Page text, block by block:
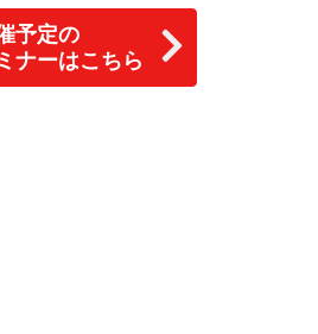
予定の
ナーはこちら